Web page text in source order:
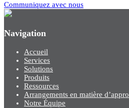
Communiquez avec nous
Navigation
Accueil
Services
Solutions
Produits
Ressources
Arrangements en matière
Notre Équipe